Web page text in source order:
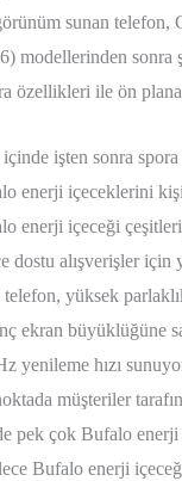
sunan telefon,
modellerinden sonra
özellikleri ile ön plana
işten sonra
enerji içeceklerini
enerji içeceği
dostu alışverişler
yüksek
ekran büyüklüğüne
yenileme hızı
müşteriler
pek çok Bufalo enerji
Bufalo enerji